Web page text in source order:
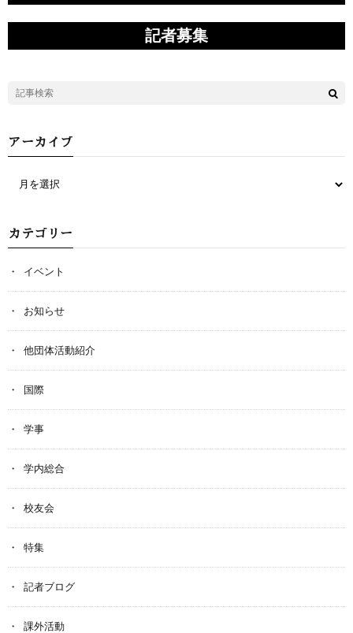
記者募集
アーカイブ
カテゴリー
イベント
お知らせ
他団体活動紹介
国際
学事
学内総合
校友会
特集
記者ブログ
課外活動